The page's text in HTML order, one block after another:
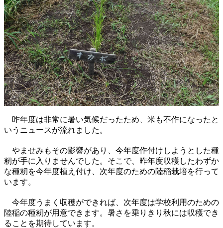
昨年度は非常に暑い気候だったため、米も不作になったと
いうニュースが流れました。
やませみもその影響があり、今年度作付けしようとした種
籾が手に入りませんでした。そこで、昨年度収穫したわずか
な種籾を今年度植え付け、次年度のための陸稲栽培を行って
います。
今年度うまく収穫ができれば、次年度は学校利用のための
陸稲の種籾が用意できます。暑さを乗りきり秋には収穫でき
ることを期待しています。